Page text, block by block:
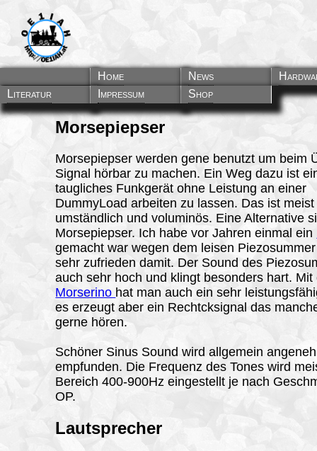
Home News
Literatur
Impressum Shop
Morsepiepser
Morsepiepser werden gene benutzt um beim
Signal hörbar zu machen. Ein Weg dazu ist
taugliches Funkgerät ohne Leistung an einer
DummyLoad arbeiten zu lassen. Das ist
umständlich und voluminös. Eine Alternative
Morsepiepser. Ich habe vor Jahren einmal ein
gemacht war wegen dem leisen
sehr zufrieden damit. Der Sound des
auch sehr hoch und klingt besonders hart. Mit
Morserino hat man auch ein sehr
es erzeugt aber ein Rechtcksignal das
gerne hören.
Schöner Sinus Sound wird allgemein
empfunden. Die Frequenz des Tones wird
Bereich 400-900Hz eingestellt je nach
OP.
Lautsprecher